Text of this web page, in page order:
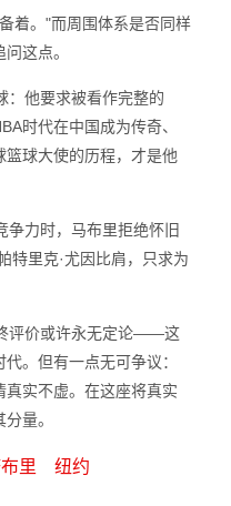
。"而周围体系是否同样
这点。
他要求被看作完整的
时代在中国成为传奇、
球大使的历程，才是他
力时，马布里拒绝怀旧
特里克·尤因比肩，只求为
价或许永无定论——这
。但有一点无可争议：
实不虚。在这座将真实
量。
里 纽约